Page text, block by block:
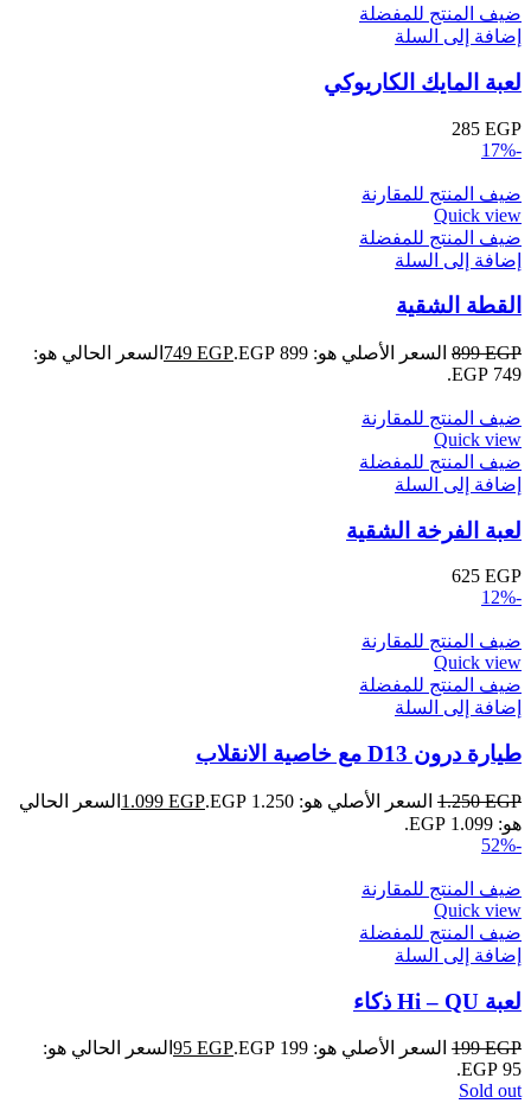
ضيف المنتج للمفضلة
إضافة إلى السلة
لعبة المايك الكاريوكي
285 EGP
-17%
ضيف المنتج للمقارنة
Quick view
ضيف المنتج للمفضلة
إضافة إلى السلة
القطة الشقية
899EGP السعر الأصلي هو: 899 EGP. 749 EGP
السعر الحالي هو:
749 EGP.
ضيف المنتج للمقارنة
Quick view
ضيف المنتج للمفضلة
إضافة إلى السلة
لعبة الفرخة الشقية
625 EGP
-12%
ضيف المنتج للمقارنة
Quick view
ضيف المنتج للمفضلة
إضافة إلى السلة
طيارة درون D13 مع خاصية الانقلاب
1.250EGP السعر الأصلي هو: 1.250 EGP. 1.099 EGP
السعر الحالي
هو: 1.099 EGP.
-52%
ضيف المنتج للمقارنة
Quick view
ضيف المنتج للمفضلة
إضافة إلى السلة
لعبة Hi – QU ذكاء
199EGP السعر الأصلي هو: 199 EGP. 95 EGP
السعر الحالي هو:
95 EGP.
Sold out